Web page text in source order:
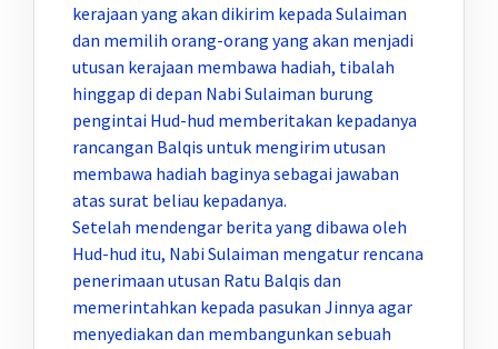
kerajaan yang akan dikirim kepada Sulaiman
dan memilih orang-orang yang akan menjadi
utusan kerajaan membawa hadiah, tibalah
hinggap di depan Nabi Sulaiman burung
pengintai Hud-hud memberitakan kepadanya
rancangan Balqis untuk mengirim utusan
membawa hadiah baginya sebagai jawaban
atas surat beliau kepadanya.
Setelah mendengar berita yang dibawa oleh
Hud-hud itu, Nabi Sulaiman mengatur rencana
penerimaan utusan Ratu Balqis dan
memerintahkan kepada pasukan Jinnya agar
menyediakan dan membangunkan sebuah